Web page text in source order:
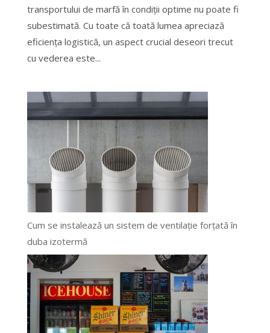
transportului de marfă în condiții optime nu poate fi
subestimată. Cu toate că toată lumea apreciază
eficiența logistică, un aspect crucial deseori trecut
cu vederea este...
Cum se instalează un sistem de ventilație forțată în
duba izotermă